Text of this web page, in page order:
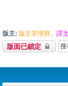
版主: 版主管理群、 譯
版面已鎖定